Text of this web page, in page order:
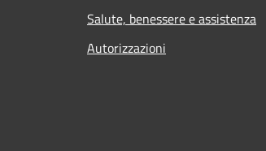
Salute, benessere e assistenza
Autorizzazioni